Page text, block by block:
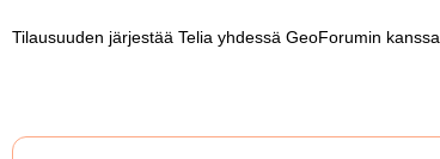
Tilausuuden järjestää Telia yhdessä GeoForumin kanssa.